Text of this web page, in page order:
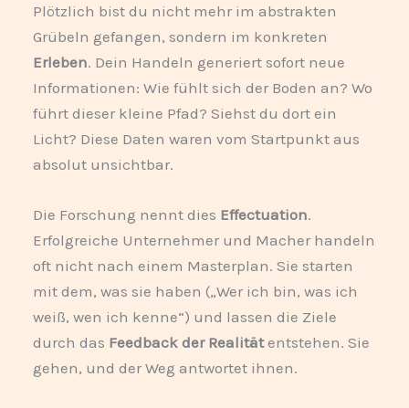
Plötzlich bist du nicht mehr im abstrakten
Grübeln gefangen, sondern im konkreten
Erleben. Dein Handeln generiert sofort neue
Informationen: Wie fühlt sich der Boden an? Wo
führt dieser kleine Pfad? Siehst du dort ein
Licht? Diese Daten waren vom Startpunkt aus
absolut unsichtbar.
Die Forschung nennt dies Effectuation.
Erfolgreiche Unternehmer und Macher handeln
oft nicht nach einem Masterplan. Sie starten
mit dem, was sie haben („Wer ich bin, was ich
weiß, wen ich kenne“) und lassen die Ziele
durch das Feedback der Realitätentstehen. Sie
gehen, und der Weg antwortet ihnen.